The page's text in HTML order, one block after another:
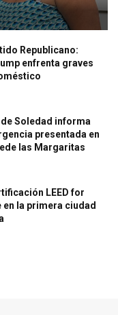
Republicano:
enfrenta graves
Soledad informa
presentada en
las Margaritas
LEED for
la primera ciudad